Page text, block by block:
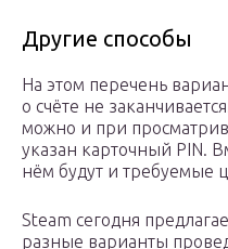
Другие способы
На этом перечень
о счёте не
можно и при
указан карточный PIN.
нём будут и требуемые
Steam сегодня
разные варианты